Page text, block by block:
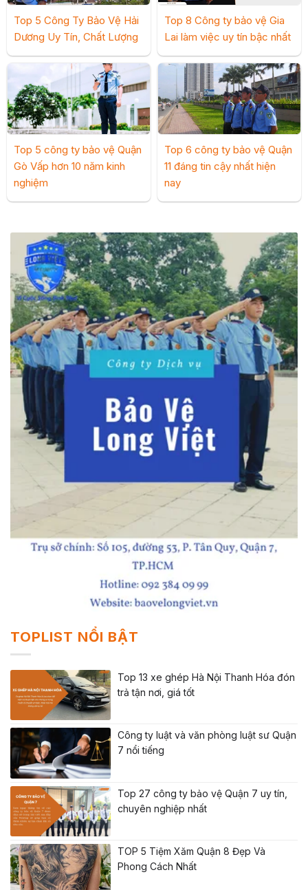
TOPLIST NỔI BẬT
Top 13 xe ghép Hà Nội Thanh Hóa đón
trả tận nơi, giá tốt
Công ty luật và văn phòng luật sư Quận
7 nổi tiếng
Top 27 công ty bảo vệ Quận 7 uy tín,
chuyên nghiệp nhất
TOP 5 Tiệm Xăm Quận 8 Đẹp Và
Phong Cách Nhất
Top 5 Công Ty Bảo Vệ Hải
Dương Uy Tín, Chất Lượng
Top 8 Công ty bảo vệ Gia
Lai làm việc uy tín bậc nhất
Top 5 công ty bảo vệ Quận
Gò Vấp hơn 10 năm kinh
nghiệm
Top 6 công ty bảo vệ Quận
11 đáng tin cậy nhất hiện
nay